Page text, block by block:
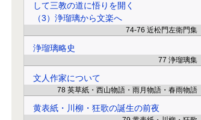
して三教の道に悟りを開く
（3）浄瑠璃から文楽へ
74-76 近松門左衛門集
浄瑠璃略史
77 浄瑠璃集
文人作家について
78 英草紙・西山物語・雨月物語・春雨物語
黄表紙・川柳・狂歌の誕生の前夜